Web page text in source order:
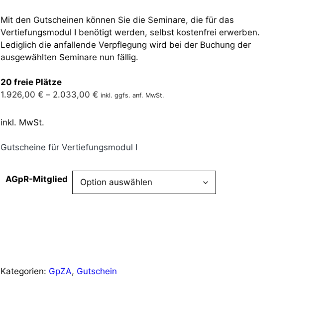
Mit den Gutscheinen können Sie die Seminare, die für das
Vertiefungsmodul I benötigt werden, selbst kostenfrei erwerben.
Lediglich die anfallende Verpflegung wird bei der Buchung der
ausgewählten Seminare nun fällig.
20 freie Plätze
1.926,00€ – 2.033,00€ inkl. ggfs. anf. MwSt.
inkl. MwSt.
Gutscheine für Vertiefungsmodul I
AGpR-Mitglied
Menge
Kategorien: GpZA, Gutschein